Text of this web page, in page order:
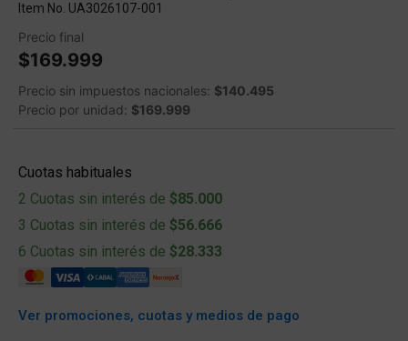
Item No. UA3026107-001
Precio final
$169.999
Precio sin impuestos nacionales: $140.495
Precio por unidad: $169.999
Cuotas habituales
2 Cuotas sin interés de $85.000
3 Cuotas sin interés de $56.666
6 Cuotas sin interés de $28.333
Ver promociones, cuotas y medios de pago